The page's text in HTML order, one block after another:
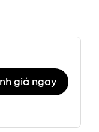
giá ngay